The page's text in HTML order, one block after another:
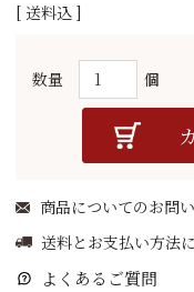
送料込
商品についてのお問
送料とお支払い方法
よくあるご質問